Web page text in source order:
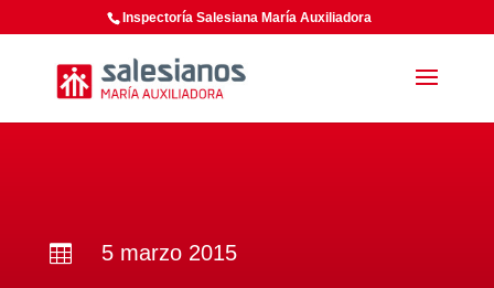
Inspectoría Salesiana María Auxiliadora
 5 marzo 2015